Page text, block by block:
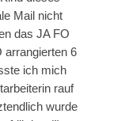
Mail nicht
das JA FO
arrangierten 6
ich mich
rauf
wurde